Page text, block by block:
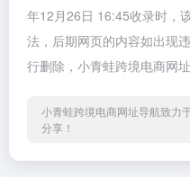
年12月26日 16:45收录时，
法，后期网页的内容如出现
行删除，小青蛙跨境电商网
小青蛙跨境电商网址导航致力
分享！